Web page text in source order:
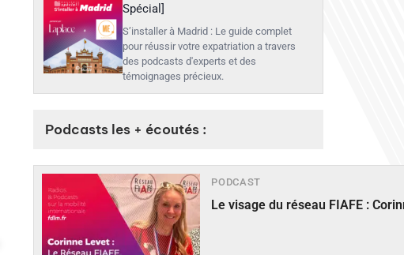
Spécial]
S’installer à Madrid : Le guide complet
pour réussir votre expatriation a travers
des podcasts d'experts et des
témoignages précieux.
Podcasts les + écoutés :
PODCAST
Le visage du réseau FIAFE :